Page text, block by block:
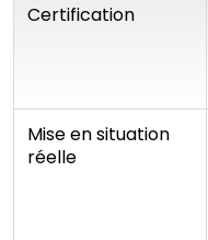
Certification
Mise en situation
réelle